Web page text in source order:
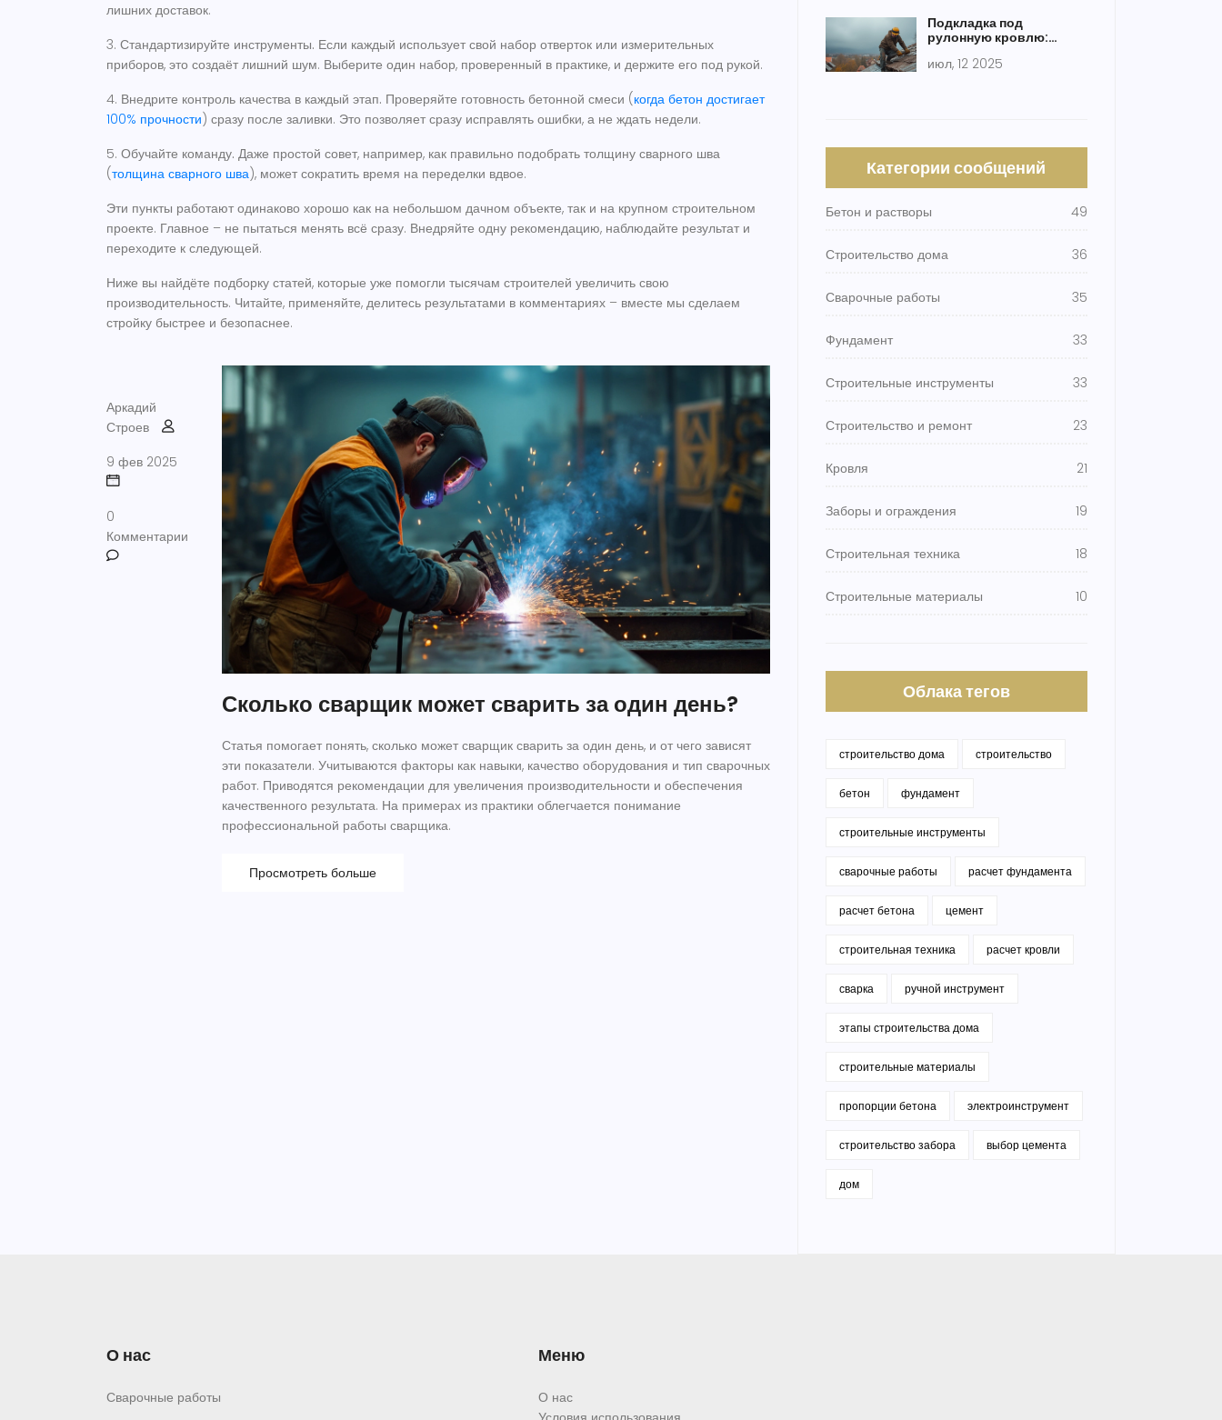
лишних доставок.
3. Стандартизируйте инструменты. Если каждый использует свой набор отверток или измерительных
приборов, это создаёт лишний шум. Выберите один набор, проверенный в практике, и держите его под рукой.
4. Внедрите контроль качества в каждый этап. Проверяйте готовность бетонной смеси (когда бетон достигает
100% прочности) сразу после заливки. Это позволяет сразу исправлять ошибки, а не ждать недели.
5. Обучайте команду. Даже простой совет, например, как правильно подобрать толщину сварного шва
(толщина сварного шва), может сократить время на переделки вдвое.
Эти пункты работают одинаково хорошо как на небольшом дачном объекте, так и на крупном строительном
проекте. Главное – не пытаться менять всё сразу. Внедряйте одну рекомендацию, наблюдайте результат и
переходите к следующей.
Ниже вы найдёте подборку статей, которые уже помогли тысячам строителей увеличить свою
производительность. Читайте, применяйте, делитесь результатами в комментариях – вместе мы сделаем
стройку быстрее и безопаснее.
Аркадий
Строев
9 фев 2025
0
Комментарии
Сколько сварщик может сварить за один день?
Статья помогает понять, сколько может сварщик сварить за один день, и от чего зависят
эти показатели. Учитываются факторы как навыки, качество оборудования и тип сварочных
работ. Приводятся рекомендации для увеличения производительности и обеспечения
качественного результата. На примерах из практики облегчается понимание
профессиональной работы сварщика.
Просмотреть больше
Подкладка под
рулонную кровлю:
обязательна?
июл, 12 2025
Категории сообщений
Бетон и растворы 49
Строительство дома 36
Сварочные работы 35
Фундамент 33
Строительные инструменты 33
Строительство и ремонт 23
Кровля 21
Заборы и ограждения 19
Строительная техника 18
Строительные материалы 10
Облака тегов
строительство дома строительство
бетон фундамент
строительные инструменты
сварочные работы расчет фундамента
расчет бетона цемент
строительная техника расчет кровли
сварка ручной инструмент
этапы строительства дома
строительные материалы
пропорции бетона электроинструмент
строительство забора выбор цемента
дом
О нас
Сварочные работы
Меню
О нас